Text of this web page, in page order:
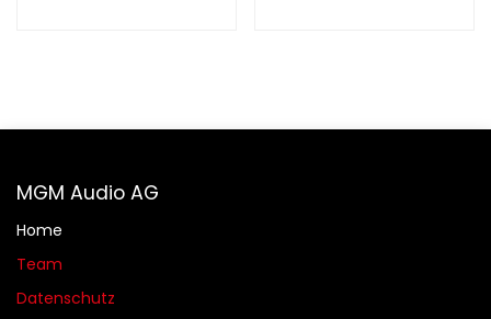
MGM Audio AG
Home
Team
Datenschutz